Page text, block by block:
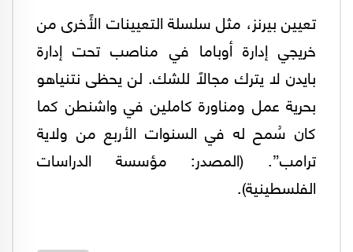
تعيين بيرنز، مثل سلسلة التعيينات الأًخرى من
خريجي إدارة أوباما في مناصب تحت إدارة
بايدن لا يترك مجالاً للشك. لن يحظى نتنياهو
بحرية عمل ومناورة كاملين في واشنطن كما
كان سُمح له في السنوات الأربع من ولاية
ترامب”. (المصدر: مؤسسة الدراسات
الفلسطينية).